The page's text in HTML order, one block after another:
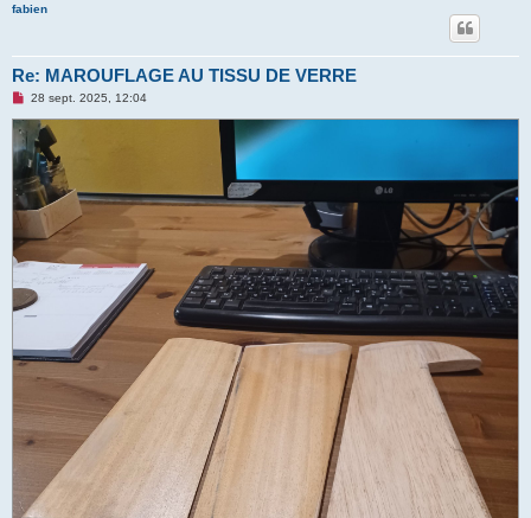
fabien
Re: MAROUFLAGE AU TISSU DE VERRE
M
s
a
g
e
n
o
l
28 sept. 2025, 12:04